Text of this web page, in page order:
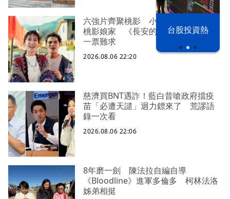
以色列 穹頂
之下
台股投資熱
六強片齊聚桃影 小薰《祖先鬼》回
桃影娘家 《長安的荔枝》桃影加映
一票難求
2026.08.06 22:20
慈濟買BNT遇詐！藍白昔嗆政府擋疫
苗「必遭天譴」迴力鏢來了 荒謬語
錄一次看
2026.08.06 22:06
8年磨一劍 陳法拉自編自導
《Bloodline》進軍多倫多 柯林法洛
姊弟相挺